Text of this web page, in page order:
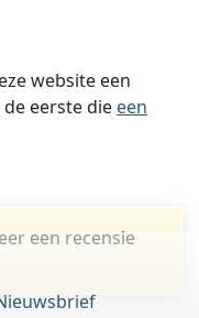
website een
eerste die een
een recensie